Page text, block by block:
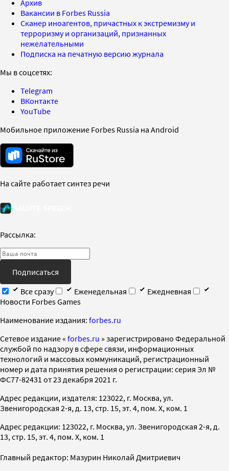
Архив
Вакансии в Forbes Russia
Сканер иноагентов, причастных к экстремизму и
терроризму и организаций, признанных
нежелательными
Подписка на печатную версию журнала
Мы в соцсетях:
Telegram
ВКонтакте
YouTube
Мобильное приложение Forbes Russia на Android
На сайте работает синтез речи
Рассылка:
Подписаться
Все сразу
Еженедельная
Ежедневная
Новости Forbes Games
Наименование издания: forbes.ru
Cетевое издание « forbes.ru » зарегистрировано Федеральной
службой по надзору в сфере связи, информационных
технологий и массовых коммуникаций, регистрационный
номер и дата принятия решения о регистрации: серия Эл №
ФС77-82431 от 23 декабря 2021 г.
Адрес редакции, издателя: 123022, г. Москва, ул.
Звенигородская 2-я, д. 13, стр. 15, эт. 4, пом. X, ком. 1
Адрес редакции: 123022, г. Москва, ул. Звенигородская 2-я, д.
13, стр. 15, эт. 4, пом. X, ком. 1
Главный редактор: Мазурин Николай Дмитриевич